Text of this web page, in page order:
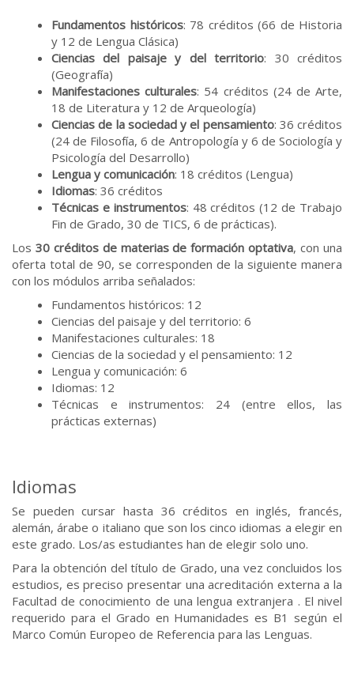
Fundamentos históricos: 78 créditos (66 de Historia
y 12 de Lengua Clásica)
Ciencias del paisaje y del territorio: 30 créditos
(Geografía)
Manifestaciones culturales: 54 créditos (24 de Arte,
18 de Literatura y 12 de Arqueología)
Ciencias de la sociedad y el pensamiento: 36 créditos
(24 de Filosofía, 6 de Antropología y 6 de Sociología y
Psicología del Desarrollo)
Lengua y comunicación: 18 créditos (Lengua)
Idiomas: 36 créditos
Técnicas e instrumentos: 48 créditos (12 de Trabajo
Fin de Grado, 30 de TICS, 6 de prácticas).
Los 30 créditos de materias de formación optativa, con una
oferta total de 90, se corresponden de la siguiente manera
con los módulos arriba señalados:
Fundamentos históricos: 12
Ciencias del paisaje y del territorio: 6
Manifestaciones culturales: 18
Ciencias de la sociedad y el pensamiento: 12
Lengua y comunicación: 6
Idiomas: 12
Técnicas e instrumentos: 24 (entre ellos, las
prácticas externas)
Idiomas
Se pueden cursar hasta 36 créditos en inglés, francés,
alemán, árabe o italiano que son los cinco idiomas a elegir en
este grado. Los/as estudiantes han de elegir solo uno.
Para la obtención del título de Grado, una vez concluidos los
estudios, es preciso presentar una acreditación externa a la
Facultad de conocimiento de una lengua extranjera . El nivel
requerido para el Grado en Humanidades es B1 según el
Marco Común Europeo de Referencia para las Lenguas.